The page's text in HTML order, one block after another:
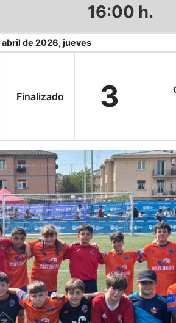
16:00 h.
de 2026, jueves
Finalizado 3